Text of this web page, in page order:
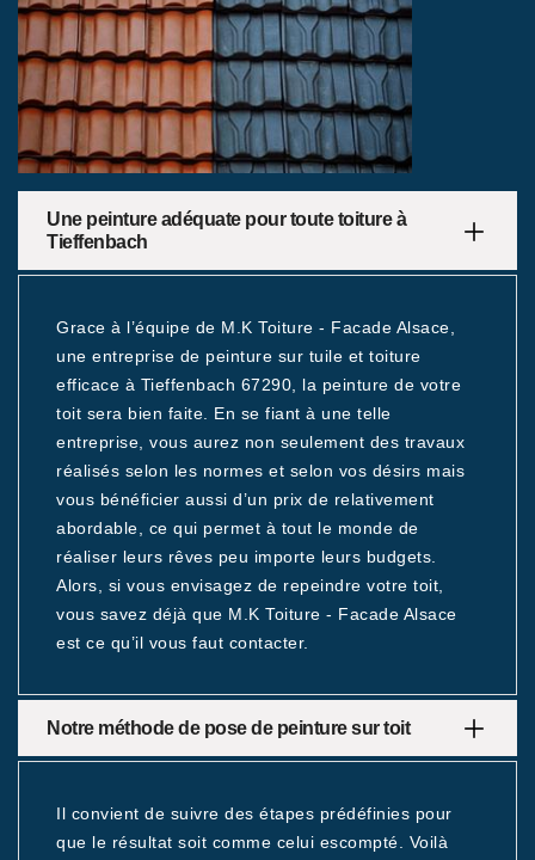
Une peinture adéquate pour toute toiture à
Tieffenbach
Grace à l’équipe de M.K Toiture - Facade Alsace,
une entreprise de peinture sur tuile et toiture
efficace à Tieffenbach 67290, la peinture de votre
toit sera bien faite. En se fiant à une telle
entreprise, vous aurez non seulement des travaux
réalisés selon les normes et selon vos désirs mais
vous bénéficier aussi d’un prix de relativement
abordable, ce qui permet à tout le monde de
réaliser leurs rêves peu importe leurs budgets.
Alors, si vous envisagez de repeindre votre toit,
vous savez déjà que M.K Toiture - Facade Alsace
est ce qu’il vous faut contacter.
Notre méthode de pose de peinture sur toit
Il convient de suivre des étapes prédéfinies pour
que le résultat soit comme celui escompté. Voilà